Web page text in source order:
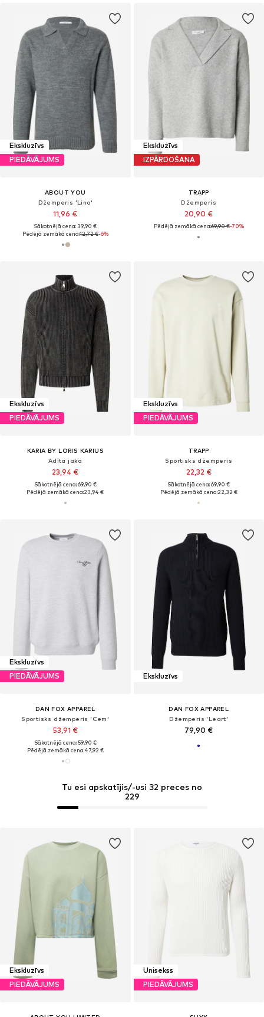
Ekskluzīvs
PIEDĀVĀJUMS
ABOUT YOU
Džemperis 'Lino'
11,96 €
Sākotnējā cena: 39,90 €
Pēdējā zemākā cena:12,72 €-6%
Ekskluzīvs
IZPĀRDOŠANA
TRAPP
Džemperis
20,90 €
Pēdējā zemākā cena:69,90 €-70%
Ekskluzīvs
PIEDĀVĀJUMS
KARIA BY LORIS KARIUS
Adīta jaka
23,94 €
Sākotnējā cena: 69,90 €
Pēdējā zemākā cena:23,94 €
Ekskluzīvs
PIEDĀVĀJUMS
TRAPP
Sportisks džemperis
22,32 €
Sākotnējā cena: 69,90 €
Pēdējā zemākā cena:22,32 €
Ekskluzīvs
PIEDĀVĀJUMS
DAN FOX APPAREL
Sportisks džemperis 'Cem'
53,91 €
Sākotnējā cena: 59,90 €
Pēdējā zemākā cena:47,92 €
Ekskluzīvs
DAN FOX APPAREL
Džemperis 'Leart'
79,90 €
Ekskluzīvs
PIEDĀVĀJUMS
Unisekss
PIEDĀVĀJUMS
Tu esi apskatījis/-usi 32 preces no
229